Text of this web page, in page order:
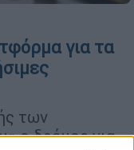
για τα
των
ο δρόμος για